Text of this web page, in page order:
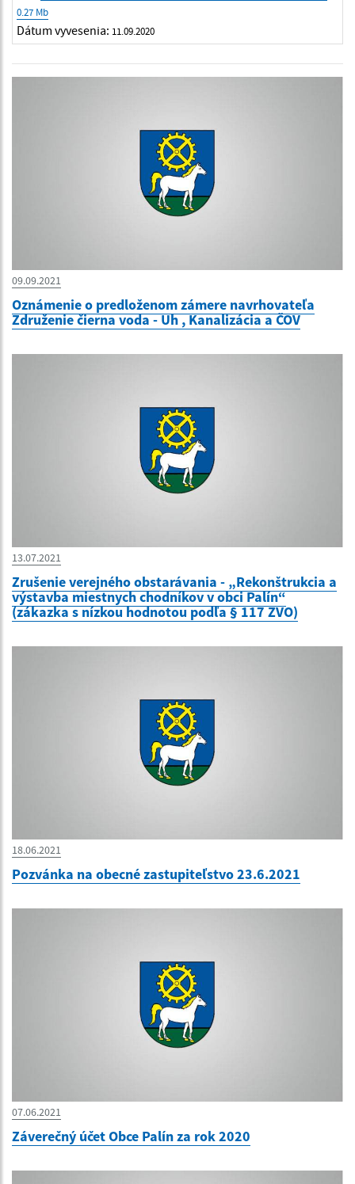
0.27 Mb
Dátum vyvesenia: 11.09.2020
09.09.2021
Oznámenie o predloženom zámere navrhovateľa
Združenie čierna voda - Uh , Kanalizácia a ČOV
13.07.2021
Zrušenie verejného obstarávania - „Rekonštrukcia a
výstavba miestnych chodníkov v obci Palín“
(zákazka s nízkou hodnotou podľa § 117 ZVO)
18.06.2021
Pozvánka na obecné zastupiteľstvo 23.6.2021
07.06.2021
Záverečný účet Obce Palín za rok 2020